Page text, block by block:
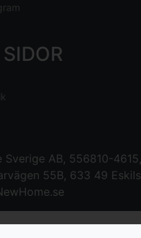
Sverige AB, 556810-4615,
55B, 633 49